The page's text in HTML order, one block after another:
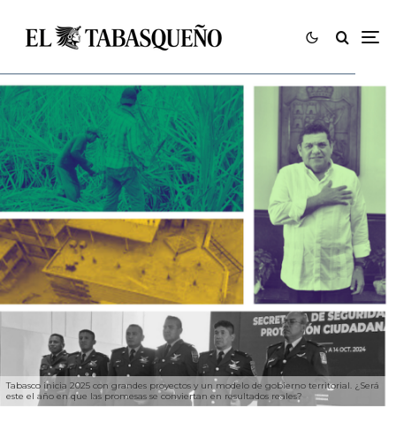
Tabasco inicia 2025 con grandes proyectos y un modelo de gobierno territorial. ¿Será
este el año en que las promesas se conviertan en resultados reales?